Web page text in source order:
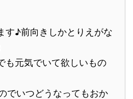
す♪前向きしかとりえがな
も元気でいて欲しいもの
でいつどうなってもおか